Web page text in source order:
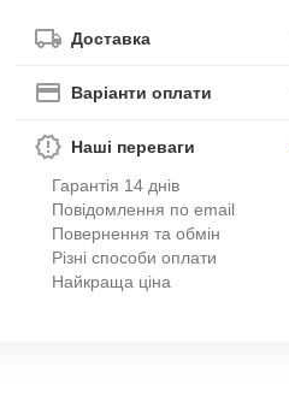
Доставка
Варіанти оплати
Наші переваги
Гарантія 14 днів
Повідомлення по email
Повернення та обмін
Різні способи оплати
Найкраща ціна